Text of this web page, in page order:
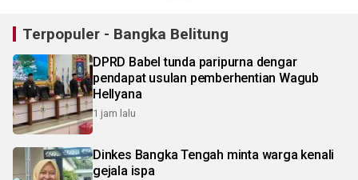
Terpopuler - Bangka Belitung
DPRD Babel tunda paripurna dengar
pendapat usulan pemberhentian Wagub
Hellyana
1 jam lalu
Dinkes Bangka Tengah minta warga kenali
gejala ispa